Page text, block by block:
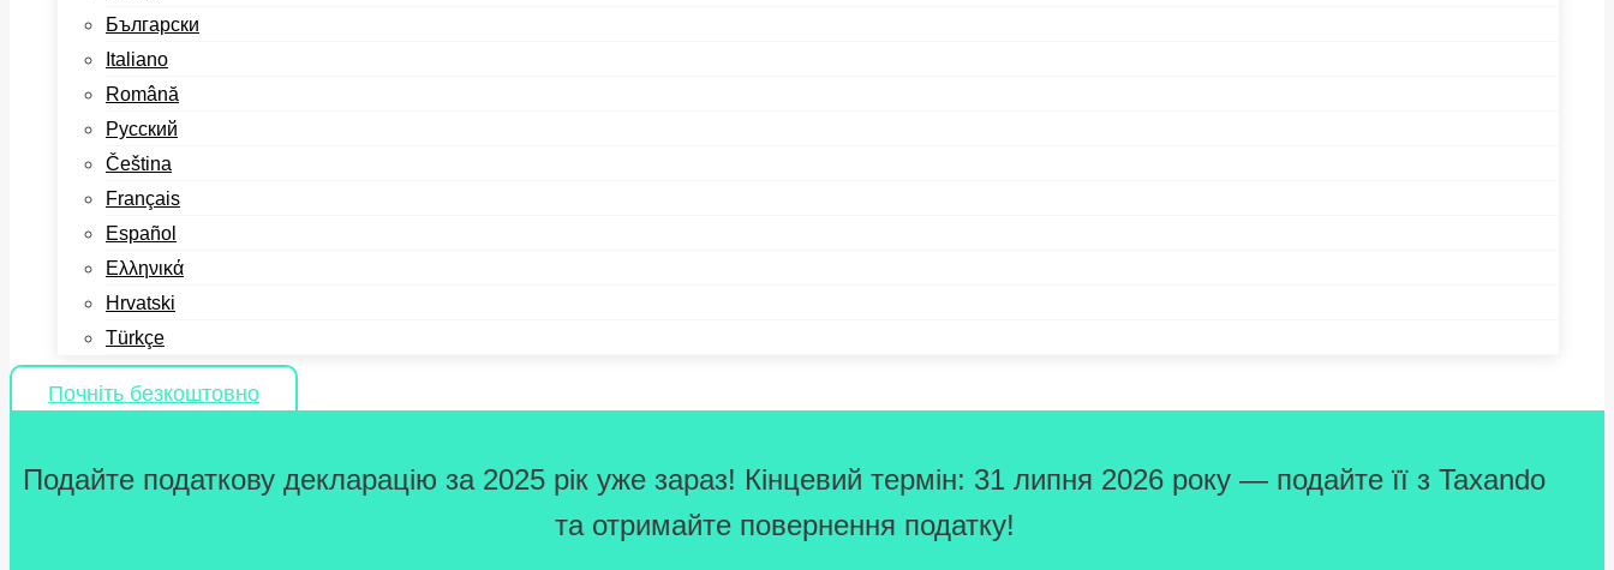
Български
Italiano
Română
Русский
Čeština
Français
Español
Ελληνικά
Hrvatski
Türkçe
Почніть безкоштовно
Подайте податкову декларацію за 2025 рік уже зараз! Кінцевий термін: 31 липня 2026 року — подайте її з Taxando
та отримайте повернення податку!